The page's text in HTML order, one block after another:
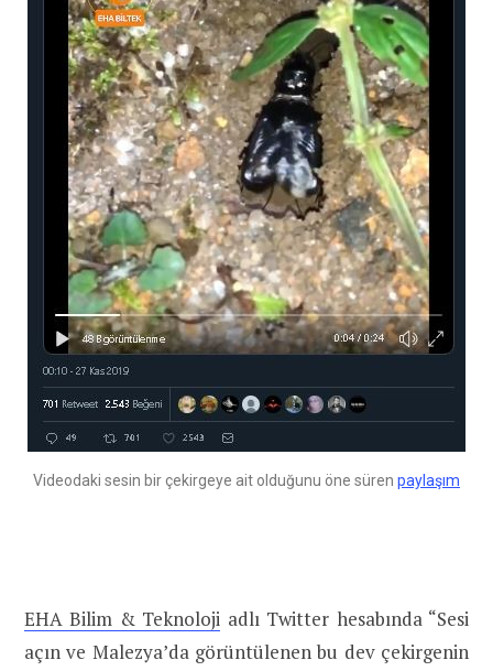
Videodaki sesin bir çekirgeye ait olduğunu öne süren paylaşım
EHA Bilim & Teknoloji adlı Twitter hesabında “Sesi
açın ve Malezya’da görüntülenen bu dev çekirgenin